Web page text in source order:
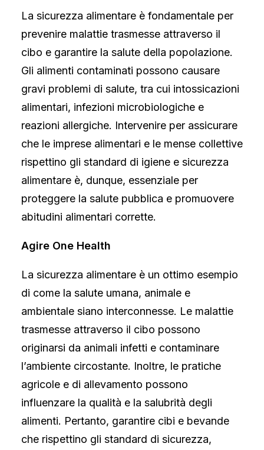
Sicurezza veterinaria
Introduzione
Animali d’affezione
Educazione sul rischio di tossinfezioni alimentari
La prevenzione a scuola – come proteggersi dalle
zanzare
Prevenzione delle malattie infettive nelle comunità
infantili e scolastiche
La sicurezza alimentare è fondamentale per
prevenire malattie trasmesse attraverso il
cibo e garantire la salute della popolazione.
Gli alimenti contaminati possono causare
gravi problemi di salute, tra cui intossicazioni
alimentari, infezioni microbiologiche e
reazioni allergiche. Intervenire per assicurare
che le imprese alimentari e le mense collettive
rispettino gli standard di igiene e sicurezza
alimentare è, dunque, essenziale per
proteggere la salute pubblica e promuovere
abitudini alimentari corrette.
Agire One Health
La sicurezza alimentare è un ottimo esempio
di come la salute umana, animale e
ambientale siano interconnesse. Le malattie
trasmesse attraverso il cibo possono
originarsi da animali infetti e contaminare
l’ambiente circostante. Inoltre, le pratiche
agricole e di allevamento possono
influenzare la qualità e la salubrità degli
alimenti. Pertanto, garantire cibi e bevande
che rispettino gli standard di sicurezza,